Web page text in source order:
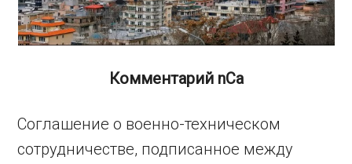
Комментарий nCa
Соглашение о военно-техническом
сотрудничестве, подписанное между